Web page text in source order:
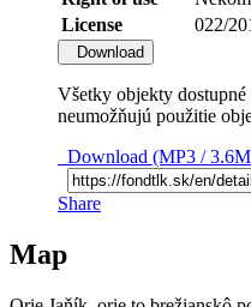
License
022/
Download
Všetky objekty dostupné
neumožňujú použitie
Download (MP3 /
Share
Map